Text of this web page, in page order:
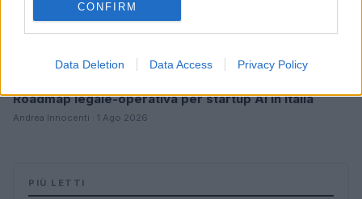
CONFIRM
Data Deletion Data Access Privacy Policy
Roadmap legale-operativa per startup AI in Italia
Andrea Innocenti · 1 Ago 2026
PIÙ LETTI